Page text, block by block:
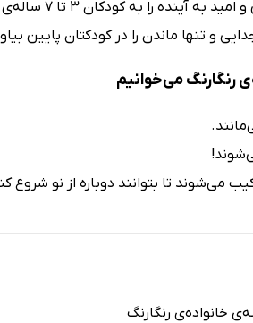
به کودکان 3 تا 7 ساله‌ی خود یاد بدهید.
و تنها ماندن را در کودکتان پایین
رنگارنگ می‌خوانیم
تا بتوانند دوباره از نو شروع
خانواده‌ی رنگارنگ